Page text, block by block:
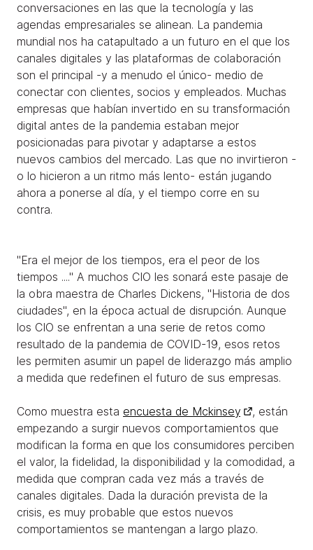
conversaciones en las que la tecnología y las
agendas empresariales se alinean. La pandemia
mundial nos ha catapultado a un futuro en el que los
canales digitales y las plataformas de colaboración
son el principal -y a menudo el único- medio de
conectar con clientes, socios y empleados. Muchas
empresas que habían invertido en su transformación
digital antes de la pandemia estaban mejor
posicionadas para pivotar y adaptarse a estos
nuevos cambios del mercado. Las que no invirtieron -
o lo hicieron a un ritmo más lento- están jugando
ahora a ponerse al día, y el tiempo corre en su
contra.
"Era el mejor de los tiempos, era el peor de los
tiempos ...." A muchos CIO les sonará este pasaje de
la obra maestra de Charles Dickens, "Historia de dos
ciudades", en la época actual de disrupción. Aunque
los CIO se enfrentan a una serie de retos como
resultado de la pandemia de COVID-19, esos retos
les permiten asumir un papel de liderazgo más amplio
a medida que redefinen el futuro de sus empresas.
Como muestra esta encuesta de Mckinsey
, están
empezando a surgir nuevos comportamientos que
modifican la forma en que los consumidores perciben
el valor, la fidelidad, la disponibilidad y la comodidad, a
medida que compran cada vez más a través de
canales digitales. Dada la duración prevista de la
crisis, es muy probable que estos nuevos
comportamientos se mantengan a largo plazo.